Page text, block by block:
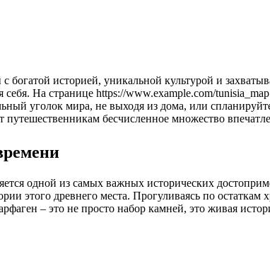
На странице https://www.example.com/
уголок мира, не выходя из дома, или
бесчисленное множество
одной из самых важных исторических
этого древнего места. Прогуливаясь по
– это не просто набор камней, это живая